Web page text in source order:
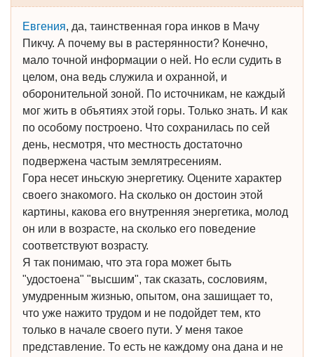
Евгения, да, таинственная гора инков в Мачу
Пикчу. А почему вы в растерянности? Конечно,
мало точной информации о ней. Но если судить в
целом, она ведь служила и охранной, и
оборонительной зоной. По источникам, не каждый
мог жить в объятиях этой горы. Только знать. И как
по особому построено. Что сохранилась по сей
день, несмотря, что местность достаточно
подвержена частым землятресениям.
Гора несет иньскую энергетику. Оцените характер
своего знакомого. На сколько он достоин этой
картины, какова его внутренняя энергетика, молод
он или в возрасте, на сколько его поведение
соответствуют возрасту.
Я так понимаю, что эта гора может быть
"удостоена" "высшим", так сказать, сословиям,
умудренным жизнью, опытом, она зашищает то,
что уже нажито трудом и не подойдет тем, кто
только в начале своего пути. У меня такое
представление. То есть не каждому она дана и не